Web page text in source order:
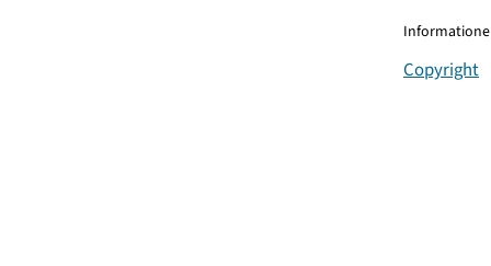
Copyright